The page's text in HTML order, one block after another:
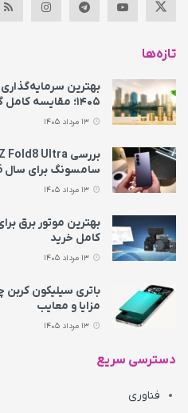
تازه‌ها
۱۴۰۵؛ مقایسه کامل گزینه‌های سودآور
سامسونگ برای سال 2026
بهترین موتور برق
کامل خرید
باتری سیلیکون
مزایا و معایب
دسترسی سریع
فناوری